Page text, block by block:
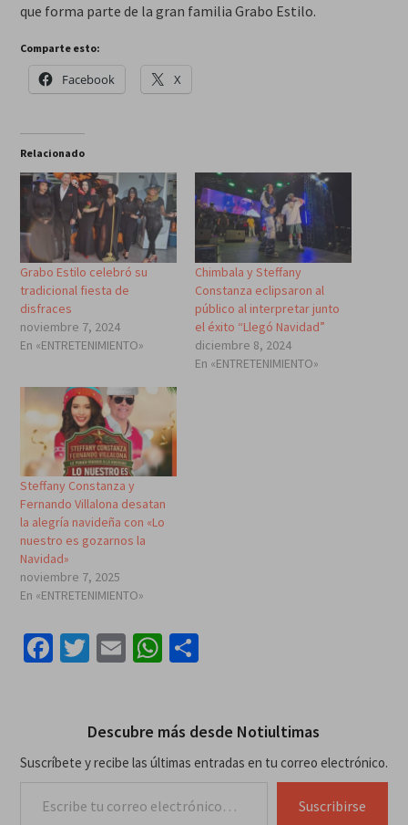
que forma parte de la gran familia Grabo Estilo.
Comparte esto:
Facebook X
Relacionado
Grabo Estilo celebró su
tradicional fiesta de
disfraces
noviembre 7, 2024
En «ENTRETENIMIENTO»
Chimbala y Steffany
Constanza eclipsaron al
público al interpretar junto
el éxito “Llegó Navidad”
diciembre 8, 2024
En «ENTRETENIMIENTO»
Steffany Constanza y
Fernando Villalona desatan
la alegría navideña con «Lo
nuestro es gozarnos la
Navidad»
noviembre 7, 2025
En «ENTRETENIMIENTO»
Facebook
Twitter
EmailWhatsApp
Compartir
Descubre más desde Notiultimas
Suscríbete y recibe las últimas entradas en tu correo electrónico.
Suscribirse